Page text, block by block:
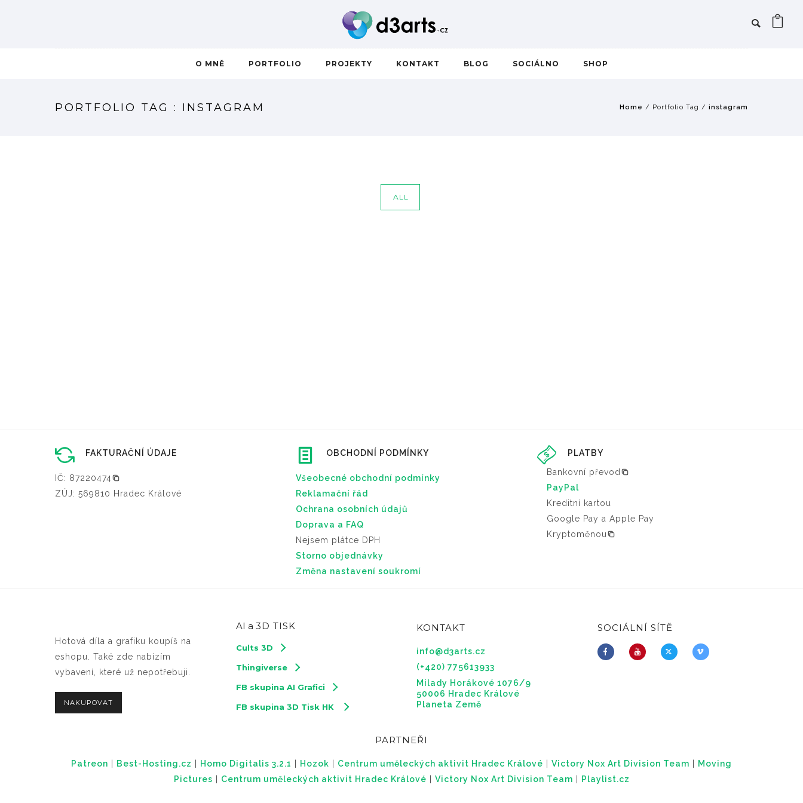
O MNĚ PORTFOLIO PROJEKTY KONTAKT BLOG SOCIÁLNO SHOP
PORTFOLIO TAG : INSTAGRAM Home / Portfolio Tag / instagram
ALL
FAKTURAČNÍ ÚDAJE
IČ: 87220474
ZÚJ: 569810 Hradec Králové
OBCHODNÍ PODMÍNKY
Všeobecné obchodní podmínky
Reklamační řád
Ochrana osobních údajů
Doprava a FAQ
Nejsem plátce DPH
Storno objednávky
Změna nastavení soukromí
PLATBY
Bankovní převod
PayPal
Kreditní kartou
Google Pay a Apple Pay
Kryptoměnou
Hotová díla a grafiku koupíš na
eshopu. Také zde nabízím
vybavení, které už nepotřebuji.
NAKUPOVAT
AI a 3D TISK
Cults 3D
Thingiverse
FB skupina AI Grafici
FB skupina 3D Tisk HK
KONTAKT
info@d3arts.cz
(+420) 775613933
Milady Horákové 1076/9
50006 Hradec Králové
Planeta Země
SOCIÁLNÍ SÍTĚ
PARTNEŘI
Patreon Best-Hosting.cz Homo Digitalis 3.2.1 Hozok Centrum uměleckých aktivit Hradec Králové Victory Nox Art Division Team
Moving
Pictures
Centrum uměleckých aktivit Hradec Králové Victory Nox Art Division Team Playlist.cz